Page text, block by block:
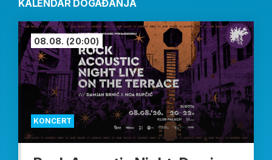
KALENDAR DOGAĐANJA
KONCERT
08.08. (20:00)